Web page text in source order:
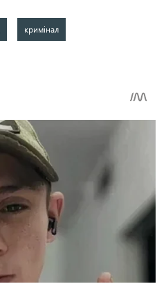
кримінал